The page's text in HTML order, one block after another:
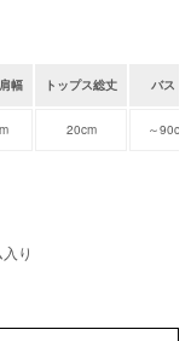
幅 トップス総丈 バスト
20cm ～90cm
り